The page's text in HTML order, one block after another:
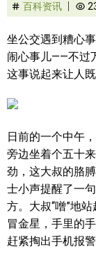
百科资讯
坐公交遇到糟心
闹心事儿——不过
这事说起来让人
日前的一个中午
旁边坐着个五十
劲，这大叔的胳
士小声提醒了一
方。大叔“噌”地
冒金星，手里的
赶紧掏出手机报警